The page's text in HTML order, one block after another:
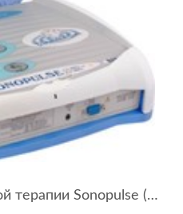
Аппарат ультразвуковой терапии Sonopulse (мультичастотный 1 и 3 Мгц)